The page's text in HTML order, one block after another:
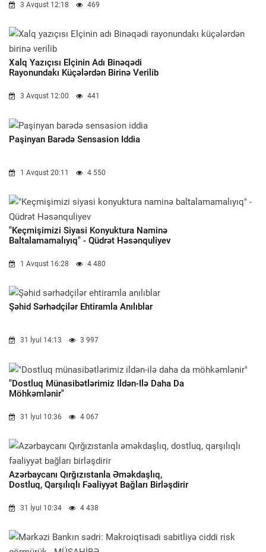
3 Avqust 12:18 469
Xalq Yazıçısı Elçinin Adı Binəqədi
Rayonundakı Küçələrdən Birinə Verilib
3 Avqust 12:00 441
Paşinyan Barədə Sensasion Iddia
1 Avqust 20:11 4 550
"Keçmişimizi Siyasi Konyuktura Naminə
Baltalamamalıyıq" - Qüdrət Həsənquliyev
1 Avqust 16:28 4 480
Şəhid Sərhədçilər Ehtiramla Anılıblar
31 İyul 14:13 3 997
"Dostluq Münasibətlərimiz Ildən-Ilə Daha Da
Möhkəmlənir"
31 İyul 10:36 4 067
Azərbaycanı Qırğızıstanla Əməkdaşlıq,
Dostluq, Qarşılıqlı Fəaliyyət Bağları Birləşdirir
31 İyul 10:34 4 438